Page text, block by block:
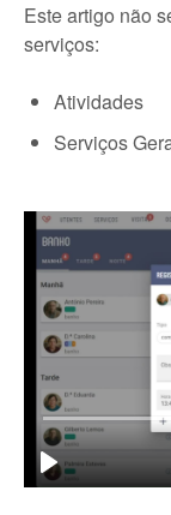
Este artigo não
serviços:
Atividades
Serviços